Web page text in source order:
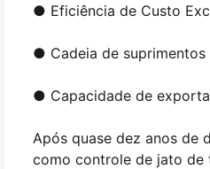
● Eficiência de Custo
● Cadeia de
● Capacidade de
Após quase dez anos de
como controle de jato de